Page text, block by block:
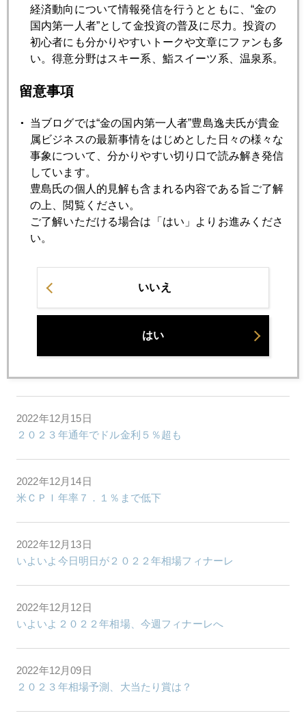
決め手はリンゴ。絶対に「紅玉＝こうぎょく」が良い。痛み
やすいので最近市中に出回らなくなった。これを探し求めて
料理の達人（笑）の妻が時間をかけて作った。はんなりマ
イ・ホーム・クリスマスだったよ。
今日から筆者もぼちぼち２３年相場に向けて始動！日本は休
だよ。こういうメリハリを付けることは相場を見るに重要。
2022年
1月 2月 3月
7月
2022年12月26日
初心者向け「金についての素朴な疑問」に答える
2022年12月20日
2022年12月15日
２０２３年通年でドル金利５％超も
2022年12月14日
米ＣＰＩ年率７．１％まで低下
2022年12月13日
いよいよ今日明日が２０２２年相場フィナーレ
2022年12月12日
いよいよ２０２２年相場、今週フィナーレへ
2022年12月09日
２０２３年相場予測、大当たり賞は？
経済動向について情報発信を行うとともに、“金の
国内第一人者”として金投資の普及に尽力。投資の
初心者にも分かりやすいトークや文章にファンも多
い。得意分野はスキー系、鮨スイーツ系、温泉系。
留意事項
当ブログでは“金の国内第一人者”豊島逸夫氏が貴金
属ビジネスの最新事情をはじめとした日々の様々な
事象について、分かりやすい切り口で読み解き発信
しています。
豊島氏の個人的見解も含まれる内容である旨ご了解
の上、閲覧ください。
ご了解いただける場合は「はい」よりお進みくださ
い。
いいえ
はい